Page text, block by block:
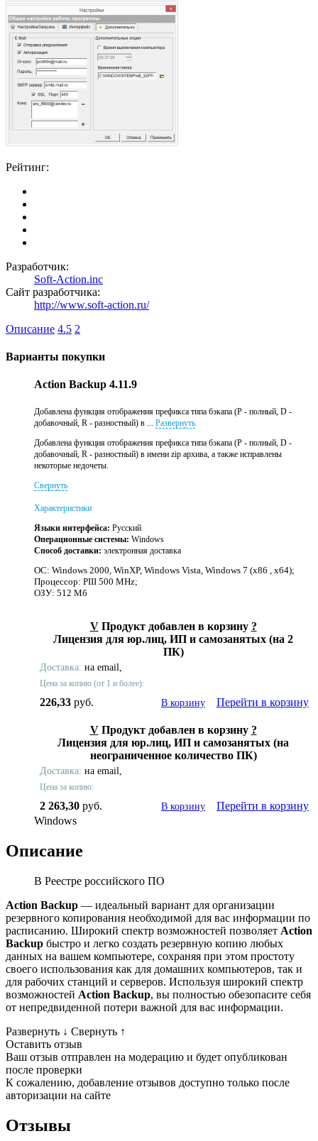
Рейтинг:
Разработчик:
Soft-Action.inc
Сайт разработчика:
http://www.soft-action.ru/
Описание 4.5 2
Варианты покупки
Action Backup 4.11.9
Добавлена функция отображения префикса типа бэкапа (P - полный, D -
добавочный, R - разностный) в ... Развернуть
Добавлена функция отображения префикса типа бэкапа (P - полный, D -
добавочный, R - разностный) в имени zip архива, а также исправлены
некоторые недочеты.
Свернуть
Характеристики
Языки интерфейса: Русский
Операционные системы: Windows
Способ доставки: электронная доставка
ОС: Windows 2000, WinXP, Windows Vista, Windows 7 (x86 , x64);
Процессор: PIII 500 MHz;
ОЗУ: 512 Мб
V Продукт добавлен в корзину ?
Лицензия для юр.лиц, ИП и самозанятых (на 2
ПК)
Доставка: на email,
Цена за копию (от 1 и более):
226,33 руб. В корзину Перейти в корзину
V Продукт добавлен в корзину ?
Лицензия для юр.лиц, ИП и самозанятых (на
неограниченное количество ПК)
Доставка: на email,
Цена за копию:
2 263,30 руб. В корзину
Перейти в корзину
Windows
Описание
В Реестре российского ПО
Action Backup — идеальный вариант для организации
резервного копирования необходимой для вас информации по
расписанию. Широкий спектр возможностей позволяет Action
Backup быстро и легко создать резервную копию любых
данных на вашем компьютере, сохраняя при этом простоту
своего использования как для домашних компьютеров, так и
для рабочих станций и серверов. Используя широкий спектр
возможностей Action Backup, вы полностью обезопасите себя
от непредвиденной потери важной для вас информации.
Развернуть ↓ Свернуть ↑
Оставить отзыв
Ваш отзыв отправлен на модерацию и будет опубликован
после проверки
К сожалению, добавление отзывов доступно только после
авторизации на сайте
Отзывы